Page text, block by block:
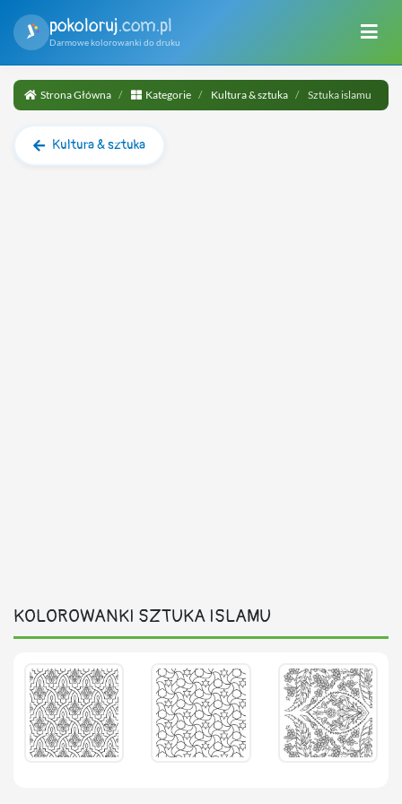
pokoloruj.com.pl
Darmowe kolorowanki do druku
Strona Główna Kategorie Kultura & sztuka Sztuka islamu
Kultura & sztuka
KOLOROWANKI SZTUKA ISLAMU